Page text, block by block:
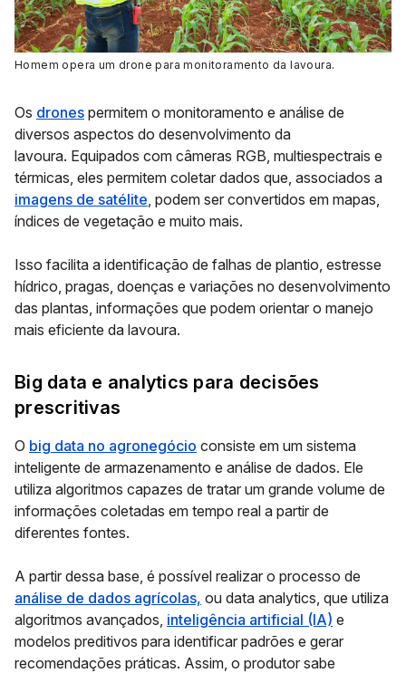
Homem opera um drone para monitoramento da lavoura.
Os drones permitem o monitoramento e análise de
diversos aspectos do desenvolvimento da
lavoura. Equipados com câmeras RGB, multiespectrais e
térmicas, eles permitem coletar dados que, associados a
imagens de satélite , podem ser convertidos em mapas,
índices de vegetação e muito mais.
Isso facilita a identificação de falhas de plantio, estresse
hídrico, pragas, doenças e variações no desenvolvimento
das plantas, informações que podem orientar o manejo
mais eficiente da lavoura.
Big data e analytics para decisões
prescritivas
O big data no agronegócio consiste em um sistema
inteligente de armazenamento e análise de dados. Ele
utiliza algoritmos capazes de tratar um grande volume de
informações coletadas em tempo real a partir de
diferentes fontes.
A partir dessa base, é possível realizar o processo de
análise de dados agrícolas, ou data analytics, que utiliza
algoritmos avançados, inteligência artificial (IA) e
modelos preditivos para identificar padrões e gerar
recomendações práticas. Assim, o produtor sabe